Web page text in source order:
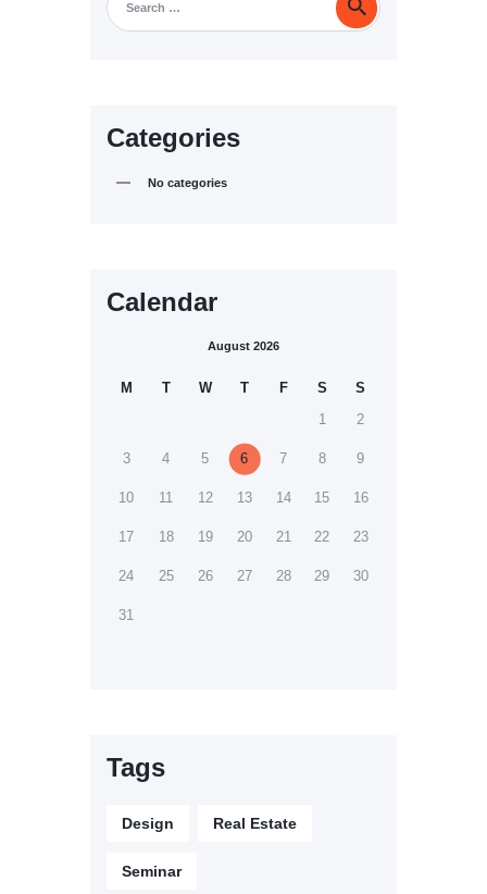
Categories
No categories
Calendar
August 2026
M T W T F S
S
1
2
3 4 5 6 7 8 9
10 11 12 13 14 15 16
17 18 19 20 21 22 23
24 25 26 27 28 29 30
31
Tags
Design Real Estate
Seminar